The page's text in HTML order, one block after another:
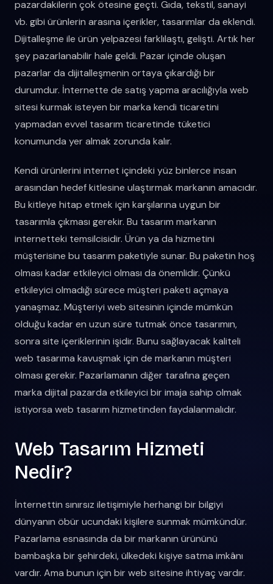
pazardakilerin çok ötesine geçti. Gıda, tekstil, sanayi
vb. gibi ürünlerin arasına içerikler, tasarımlar da eklendi.
Dijitalleşme ile ürün yelpazesi farklılaştı, gelişti. Artık her
şey pazarlanabilir hale geldi. Pazar içinde oluşan
pazarlar da dijitalleşmenin ortaya çıkardığı bir
durumdur. İnternette de satış yapma aracılığıyla web
sitesi kurmak isteyen bir marka kendi ticaretini
yapmadan evvel tasarım ticaretinde tüketici
konumunda yer almak zorunda kalır.
Kendi ürünlerini internet içindeki yüz binlerce insan
arasından hedef kitlesine ulaştırmak markanın amacıdır.
Bu kitleye hitap etmek için karşılarına uygun bir
tasarımla çıkması gerekir. Bu tasarım markanın
internetteki temsilcisidir. Ürün ya da hizmetini
müşterisine bu tasarım paketiyle sunar. Bu paketin hoş
olması kadar etkileyici olması da önemlidir. Çünkü
etkileyici olmadığı sürece müşteri paketi açmaya
yanaşmaz. Müşteriyi web sitesinin içinde mümkün
olduğu kadar en uzun süre tutmak önce tasarımın,
sonra site içeriklerinin işidir. Bunu sağlayacak kaliteli
web tasarıma kavuşmak için de markanın müşteri
olması gerekir. Pazarlamanın diğer tarafına geçen
marka dijital pazarda etkileyici bir imaja sahip olmak
istiyorsa web tasarım hizmetinden faydalanmalıdır.
Web Tasarım Hizmeti
Nedir?
İnternettin sınırsız iletişimiyle herhangi bir bilgiyi
dünyanın öbür ucundaki kişilere sunmak mümkündür.
Pazarlama esnasında da bir markanın ürününü
bambaşka bir şehirdeki, ülkedeki kişiye satma imkânı
vardır. Ama bunun için bir web sitesine ihtiyaç vardır.